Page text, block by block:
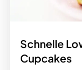
Schnelle
Cupcakes